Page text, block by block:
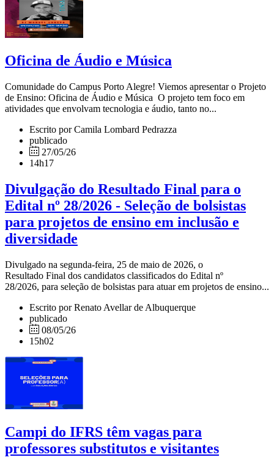
Oficina de Áudio e Música
Comunidade do Campus Porto Alegre! Viemos apresentar o Projeto
de Ensino: Oficina de Áudio e Música O projeto tem foco em
atividades que envolvam tecnologia e áudio, tanto no...
Escrito por Camila Lombard Pedrazza
publicado
27/05/26
14h17
Divulgação do Resultado Final para o
Edital nº 28/2026 - Seleção de bolsistas
para projetos de ensino em inclusão e
diversidade
Divulgado na segunda-feira, 25 de maio de 2026, o
Resultado Final dos candidatos classificados do Edital nº
28/2026, para seleção de bolsistas para atuar em projetos de ensino...
Escrito por Renato Avellar de Albuquerque
publicado
08/05/26
15h02
Campi do IFRS têm vagas para
professores substitutos e visitantes